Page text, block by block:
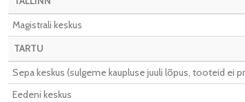
Magistrali keskus
TARTU
Sepa keskus (sulgeme kaupluse juuli lõpus, tooteid ei
Eedeni keskus